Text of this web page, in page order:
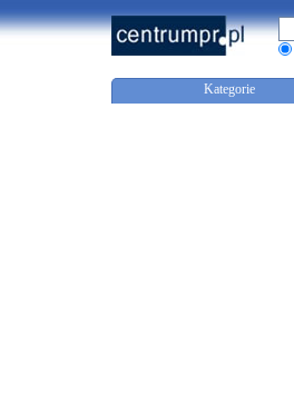
Kategorie